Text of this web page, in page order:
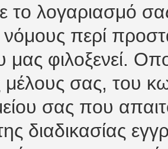
το λογαριασμό
περί
φιλοξενεί.
σας, του
σας που
διαδικασίας